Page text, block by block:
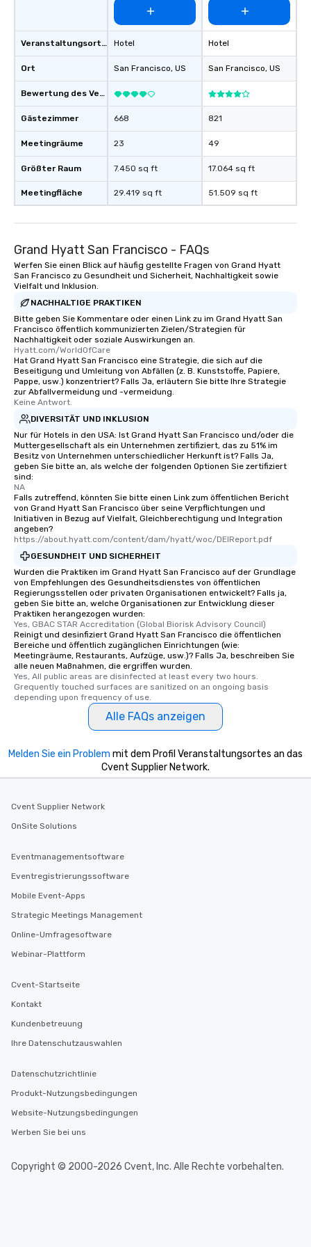
for groups that
experience, we can
an evening helicopter
glittering lights of The
Memorable
to gather and dine
experienced, and all
remember. Our one-
last. It’s an
will reminisce about
walking distance of
short stroll allows
heading to the next
itinerary. You Get a Dinner and a Show
entertainment. All
knowledgeable,
interactive
along the way
ensuring there is
experiences offer the
several renowned
convenient outing,
and your guests
at a typical corporate
a way to try some of
in the city and dive
cuisines and dishes.
selected dishes are
high standards to
delight any palate. Tours Available
group experience,
after work, we can
needs. Go for as Long or as Short as
Veranstaltungsortstyp
Ort
Bewertung des Veranstaltungsortes
Gästezimmer
Meetingräume
Größter Raum
Meetingfläche
Hotel
San Francisco, US
668
23
7.450 sq ft
29.419 sq ft
Hotel
San Francisco, US
821
49
17.064 sq ft
51.509 sq ft
Grand Hyatt San Francisco - FAQs
Werfen Sie einen Blick auf häufig gestellte Fragen von Grand Hyatt
San Francisco zu Gesundheit und Sicherheit, Nachhaltigkeit sowie
Vielfalt und Inklusion.
NACHHALTIGE PRAKTIKEN
Bitte geben Sie Kommentare oder einen Link zu im Grand Hyatt San
Francisco öffentlich kommunizierten Zielen/Strategien für
Nachhaltigkeit oder soziale Auswirkungen an.
Hyatt.com/WorldOfCare
Hat Grand Hyatt San Francisco eine Strategie, die sich auf die
Beseitigung und Umleitung von Abfällen (z. B. Kunststoffe, Papiere,
Pappe, usw.) konzentriert? Falls Ja, erläutern Sie bitte Ihre Strategie
zur Abfallvermeidung und -vermeidung.
Keine Antwort.
DIVERSITÄT UND INKLUSION
Nur für Hotels in den USA: Ist Grand Hyatt San Francisco und/oder die
Muttergesellschaft als ein Unternehmen zertifiziert, das zu 51% im
Besitz von Unternehmen unterschiedlicher Herkunft ist? Falls Ja,
geben Sie bitte an, als welche der folgenden Optionen Sie zertifiziert
sind:
NA
Falls zutreffend, könnten Sie bitte einen Link zum öffentlichen Bericht
von Grand Hyatt San Francisco über seine Verpflichtungen und
Initiativen in Bezug auf Vielfalt, Gleichberechtigung und Integration
angeben?
https://about.hyatt.com/content/dam/hyatt/woc/DEIReport.pdf
GESUNDHEIT UND SICHERHEIT
Wurden die Praktiken im Grand Hyatt San Francisco auf der Grundlage
von Empfehlungen des Gesundheitsdienstes von öffentlichen
Regierungsstellen oder privaten Organisationen entwickelt? Falls ja,
geben Sie bitte an, welche Organisationen zur Entwicklung dieser
Praktiken herangezogen wurden:
Yes, GBAC STAR Accreditation (Global Biorisk Advisory Council)
Reinigt und desinfiziert Grand Hyatt San Francisco die öffentlichen
Bereiche und öffentlich zugänglichen Einrichtungen (wie:
Meetingräume, Restaurants, Aufzüge, usw.)? Falls Ja, beschreiben Sie
alle neuen Maßnahmen, die ergriffen wurden.
Yes, All public areas are disinfected at least every two hours.
Grequently touched surfaces are sanitized on an ongoing basis
depending upon frequency of use.
Alle FAQs anzeigen
Melden Sie ein Problem mit dem Profil Veranstaltungsortes an das
Cvent Supplier Network.
Cvent Supplier Network
OnSite Solutions
Eventmanagementsoftware
Eventregistrierungssoftware
Mobile Event-Apps
Strategic Meetings Management
Online-Umfragesoftware
Webinar-Plattform
Cvent-Startseite
Kontakt
Kundenbetreuung
Ihre Datenschutzauswahlen
Datenschutzrichtlinie
Produkt-Nutzungsbedingungen
Website-Nutzungsbedingungen
Werben Sie bei uns
Copyright © 2000-2026 Cvent, Inc. Alle Rechte vorbehalten.